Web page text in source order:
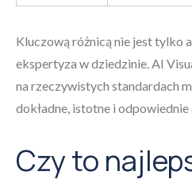
Kluczową różnicą nie jest tylko
ekspertyza w dziedzinie. AI
na rzeczywistych standardach
dokładne, istotne i
Czy to